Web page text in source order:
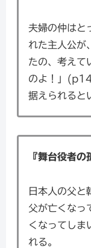
夫婦の仲はと
れた主人公が
たの、考えて
のよ！」
据えられると
『舞台役者の
日本人の父と
父が亡くなっ
くなってしま
れる。